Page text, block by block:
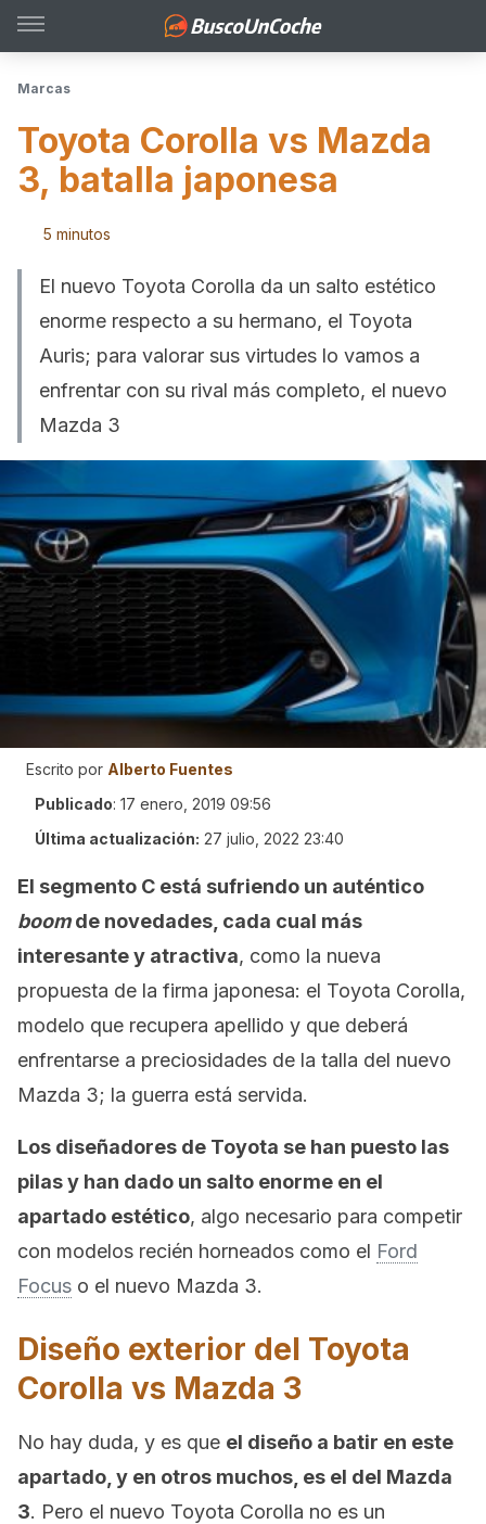
Marcas
Toyota Corolla vs Mazda
3, batalla japonesa
5 minutos
El nuevo Toyota Corolla da un salto estético
enorme respecto a su hermano, el Toyota
Auris; para valorar sus virtudes lo vamos a
enfrentar con su rival más completo, el nuevo
Mazda 3
Escrito por Alberto Fuentes
Publicado: 17 enero, 2019 09:56
Última actualización: 27 julio, 2022 23:40
El segmento C está sufriendo un auténtico
boomde novedades, cada cual más
interesante y atractiva, como la nueva
propuesta de la firma japonesa: el Toyota Corolla,
modelo que recupera apellido y que deberá
enfrentarse a preciosidades de la talla del nuevo
Mazda 3; la guerra está servida.
Los diseñadores de Toyota se han puesto las
pilas y han dado un salto enorme en el
apartado estético, algo necesario para competir
con modelos recién horneados como el Ford
Focus o el nuevo Mazda 3.
Diseño exterior del Toyota
Corolla vs Mazda 3
No hay duda, y es que el diseño a batir en este
apartado, y en otros muchos, es el del Mazda
3. Pero el nuevo Toyota Corolla no es un